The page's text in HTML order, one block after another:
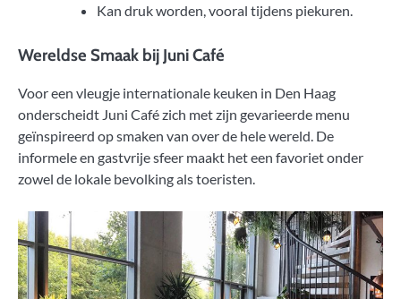
Kan druk worden, vooral tijdens piekuren.
Wereldse Smaak bij Juni Café
Voor een vleugje internationale keuken in Den Haag
onderscheidt Juni Café zich met zijn gevarieerde menu
geïnspireerd op smaken van over de hele wereld. De
informele en gastvrije sfeer maakt het een favoriet onder
zowel de lokale bevolking als toeristen.